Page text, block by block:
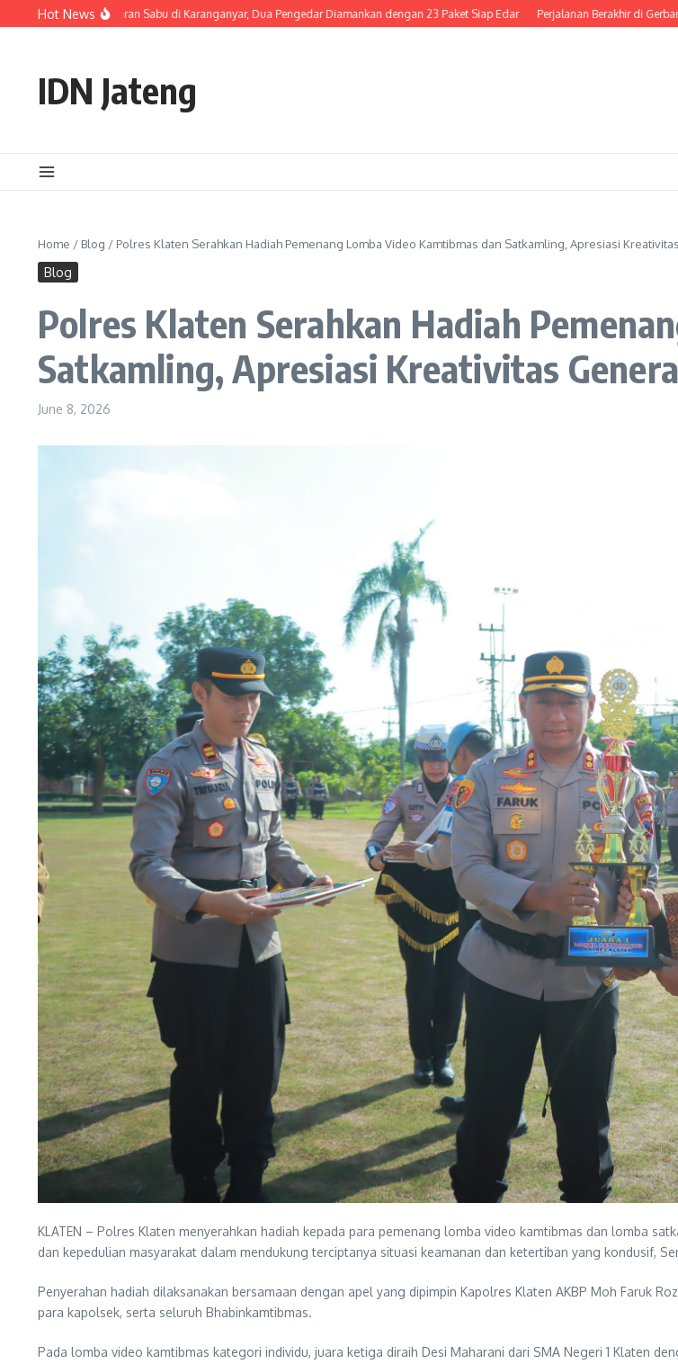
Skip to content
Hot News
Peredaran Sabu di Karanganyar, Dua Pengedar Diamankan dengan 23 Paket Siap Edar Perjalanan Berakhir di Gerbang Tol
IDN Jateng
Home / Blog / Polres Klaten Serahkan Hadiah Pemenang Lomba Video Kamtibmas dan Satkamling, Apresiasi
Blog
Polres Klaten Serahkan Hadiah
Satkamling, Apresiasi Kreativitas
June 8, 2026
KLATEN – Polres Klaten menyerahkan hadiah kepada para pemenang lomba video kamtibmas dan lomba
dan kepedulian masyarakat dalam mendukung terciptanya situasi keamanan dan ketertiban yang kondusif,
Penyerahan hadiah dilaksanakan bersamaan dengan apel yang dipimpin Kapolres Klaten AKBP Moh Faruk
para kapolsek, serta seluruh Bhabinkamtibmas.
Pada lomba video kamtibmas kategori individu, juara ketiga diraih Desi Maharani dari SMA Negeri 1 Klaten